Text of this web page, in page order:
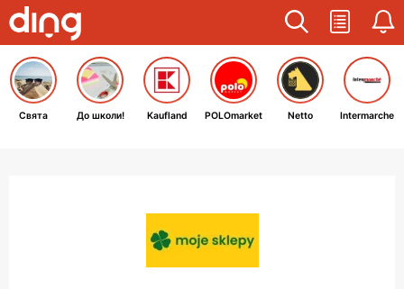
Свята До школи! Kaufland POLOmarket Netto Intermarche